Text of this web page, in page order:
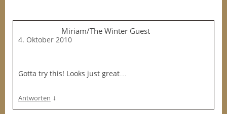
Miriam/The Winter Guest
4. Oktober 2010
Gotta try this! Looks just great…
Antworten ↓